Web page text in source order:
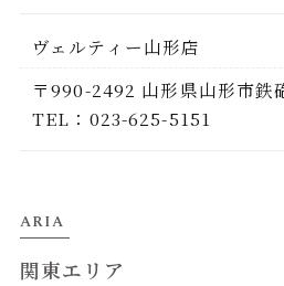
ヴェルティー山形店
〒990-2492 山形県山形市鉄
TEL：023-625-5151
ARIA
関東エリア